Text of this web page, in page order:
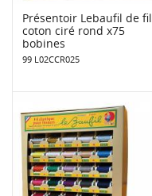
Présentoir Lebaufil de fil
coton ciré rond x75
bobines
99 L02CCR025